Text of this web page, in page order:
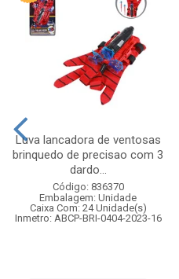
Luva lancadora de ventosas
brinquedo de precisao com 3
dardo...
Código: 836370
Embalagem: Unidade
Caixa Com: 24 Unidade(s)
Inmetro: ABCP-BRI-0404-2023-16